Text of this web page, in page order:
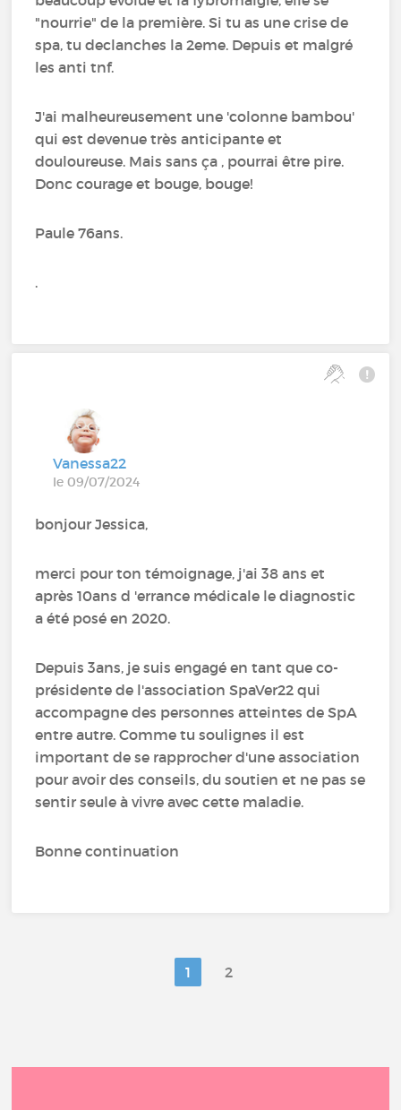
"nourrie" de la première. Si tu as une crise de
spa, tu declanches la 2eme. Depuis et malgré
les anti tnf.
J'ai malheureusement une 'colonne bambou'
qui est devenue très anticipante et
douloureuse. Mais sans ça , pourrai être pire.
Donc courage et bouge, bouge!
Paule 76ans.
.
Vanessa22
le 09/07/2024
bonjour Jessica,
merci pour ton témoignage, j'ai 38 ans et
après 10ans d 'errance médicale le diagnostic
a été posé en 2020.
Depuis 3ans, je suis engagé en tant que co-
présidente de l'association SpaVer22 qui
accompagne des personnes atteintes de SpA
entre autre. Comme tu soulignes il est
important de se rapprocher d'une association
pour avoir des conseils, du soutien et ne pas se
sentir seule à vivre avec cette maladie.
Bonne continuation
1 2